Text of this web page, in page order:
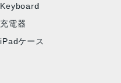
Keyboard
充電器
iPadケース